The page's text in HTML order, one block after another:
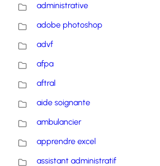
administrative
adobe photoshop
advf
afpa
aftral
aide soignante
ambulancier
apprendre excel
assistant administratif